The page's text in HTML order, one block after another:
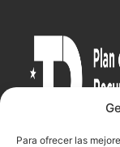
Para ofrecer las